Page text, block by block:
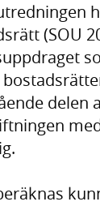
(SOU
delen